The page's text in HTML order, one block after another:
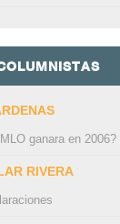
ganara en 2006?
RIVERA